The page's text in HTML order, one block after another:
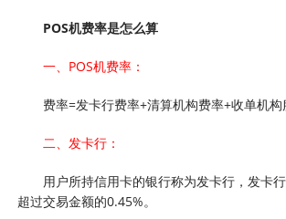
POS机费率是怎么算
一、POS机费率：
费率=发卡行费率+清算机构费率+收单机
二、发卡行：
用户所持信用卡的银行称为发卡行，发卡
超过交易金额的0.45%。